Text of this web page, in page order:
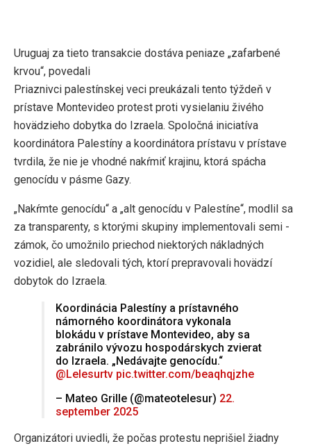
Uruguaj za tieto transakcie dostáva peniaze „zafarbené
krvou“, povedali
Priaznivci palestínskej veci preukázali tento týždeň v
prístave Montevideo protest proti vysielaniu živého
hovädzieho dobytka do Izraela. Spoločná iniciatíva
koordinátora Palestíny a koordinátora prístavu v prístave
tvrdila, že nie je vhodné nakŕmiť krajinu, ktorá spácha
genocídu v pásme Gazy.
„Nakŕmte genocídu“ a „alt genocídu v Palestíne“, modlil sa
za transparenty, s ktorými skupiny implementovali semi -
zámok, čo umožnilo priechod niektorých nákladných
vozidiel, ale sledovali tých, ktorí prepravovali hovädzí
dobytok do Izraela.
Koordinácia Palestíny a prístavného
námorného koordinátora vykonala
blokádu v prístave Montevideo, aby sa
zabránilo vývozu hospodárskych zvierat
do Izraela. „Nedávajte genocídu.“
@Lelesurtv pic.twitter.com/beaqhqjzhe
– Mateo Grille (@mateotelesur) 22.
september 2025
Organizátori uviedli, že počas protestu neprišiel žiadny